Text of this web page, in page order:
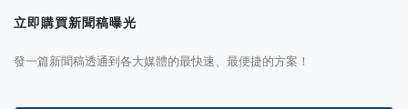
立即購買新聞稿曝光
發一篇新聞稿透通到各大媒體的最快速、最便捷的方案！